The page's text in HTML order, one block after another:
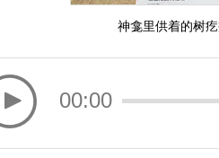
神龛里供着的树
00:00